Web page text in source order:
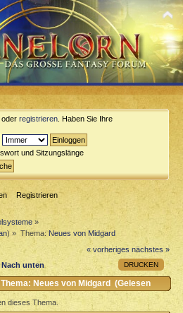
oder registrieren . Haben Sie Ihre
und Sitzungslänge
Registrieren
»
) » Thema:Neues von Midgard
« vorheriges nächstes »
DRUCKEN
Nach unten
Thema: Neues von Midgard (Gelesen
dieses Thema.